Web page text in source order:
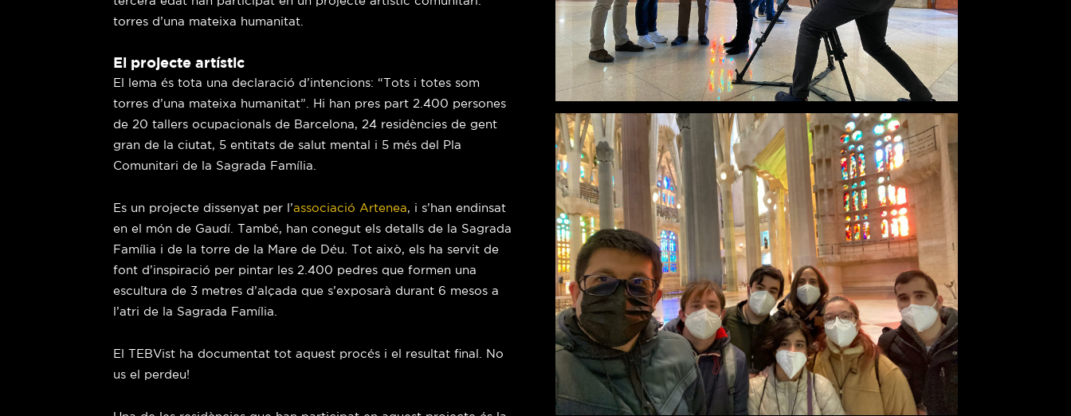
torres d’una mateixa humanitat.
El projecte artístic
El lema és tota una declaració d’intencions: “Tots i totes som
torres d’una mateixa humanitat”. Hi han pres part 2.400 persones
de 20 tallers ocupacionals de Barcelona, 24 residències de gent
gran de la ciutat, 5 entitats de salut mental i 5 més del Pla
Comunitari de la Sagrada Família.
Es un projecte dissenyat per l’associació Artenea, i s’han endinsat
en el món de Gaudí. També, han conegut els detalls de la Sagrada
Família i de la torre de la Mare de Déu. Tot això, els ha servit de
font d’inspiració per pintar les 2.400 pedres que formen una
escultura de 3 metres d’alçada que s’exposarà durant 6 mesos a
l’atri de la Sagrada Família.
El TEBVist ha documentat tot aquest procés i el resultat final. No
us el perdeu!